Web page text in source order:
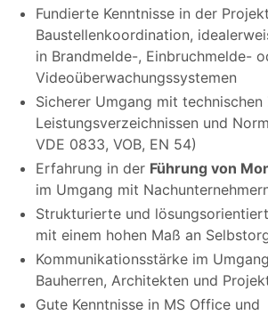
Fundierte Kenntnisse in der
Baustellenkoordination,
in Brandmelde-, Einbruchmelde-
Videoüberwachungssystemen
Sicherer Umgang mit technischen
Leistungsverzeichnissen und
VDE 0833, VOB, EN 54)
Erfahrung in der Führung von
im Umgang mit
Strukturierte und
mit einem hohen Maß an
Kommunikationsstärke im
Bauherren, Architekten und
Gute Kenntnisse in MS Office und